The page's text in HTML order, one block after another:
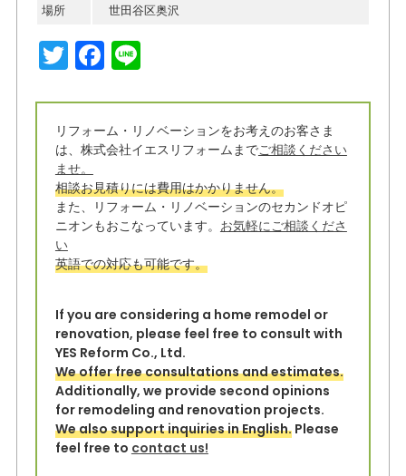
場所
世田谷区奥沢
T
w
it
t
e
r
F
a
c
e
b
o
o
k
Li
e
リフォーム・リノベーションをお考えのお客さま
は、株式会社イエスリフォームまでご相談ください
ませ。
相談お見積りには費用はかかりません。
また、リフォーム・リノベーションのセカンドオピ
ニオンもおこなっています。 お気軽にご相談くださ
い
英語での対応も可能です。
If you are considering a home remodel or
renovation, please feel free to consult with
YES Reform Co., Ltd.
We offer free consultations and estimates.
Additionally, we provide second opinions
for remodeling and renovation projects.
We also support inquiries in English.Please
feel free to contact us!